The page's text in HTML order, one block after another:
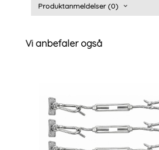
Produktanmeldelser (0)
Vi anbefaler også